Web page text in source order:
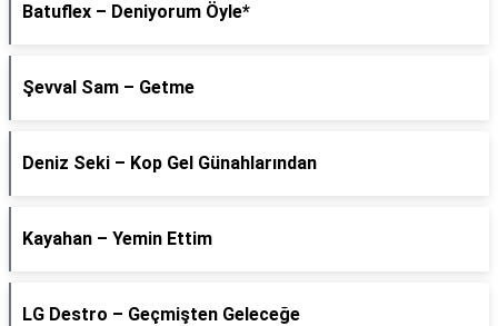
Batuflex – Deniyorum Öyle*
Şevval Sam – Getme
Deniz Seki – Kop Gel Günahlarından
Kayahan – Yemin Ettim
LG Destro – Geçmişten Geleceğe